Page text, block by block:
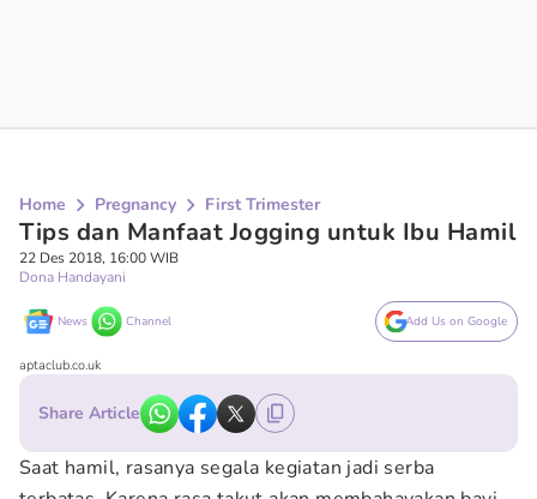
Home Pregnancy First Trimester
Tips dan Manfaat Jogging untuk Ibu Hamil
22 Des 2018, 16:00 WIB
Dona Handayani
News Channel Add Us on Google
aptaclub.co.uk
Share Article
Saat hamil, rasanya segala kegiatan jadi serba